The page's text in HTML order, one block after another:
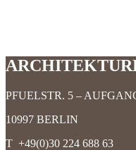
PFUELSTR. 5 –
10997 BERLIN
T +49(0)30 224 688 63